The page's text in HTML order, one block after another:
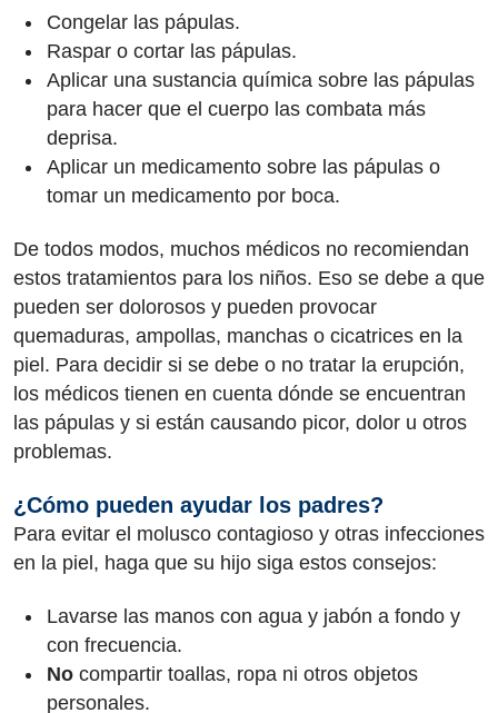
Congelar las pápulas.
Raspar o cortar las pápulas.
Aplicar una sustancia química sobre las pápulas
para hacer que el cuerpo las combata más
deprisa.
Aplicar un medicamento sobre las pápulas o
tomar un medicamento por boca.
De todos modos, muchos médicos no recomiendan
estos tratamientos para los niños. Eso se debe a que
pueden ser dolorosos y pueden provocar
quemaduras, ampollas, manchas o cicatrices en la
piel. Para decidir si se debe o no tratar la erupción,
los médicos tienen en cuenta dónde se encuentran
las pápulas y si están causando picor, dolor u otros
problemas.
¿Cómo pueden ayudar los padres?
Para evitar el molusco contagioso y otras infecciones
en la piel, haga que su hijo siga estos consejos:
Lavarse las manos con agua y jabón a fondo y
con frecuencia.
No compartir toallas, ropa ni otros objetos
personales.